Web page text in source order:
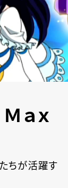
ａｘ
ちが活躍す